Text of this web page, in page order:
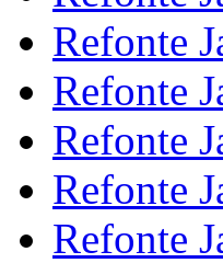
Refonte
Refonte
Refonte
Refonte
Refonte